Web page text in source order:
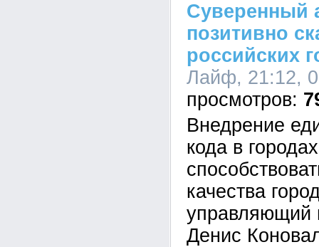
Суверенный
позитивно
российских
Лайф, 21:12,
Внедрение
кода в
качества
управляющий
Денис